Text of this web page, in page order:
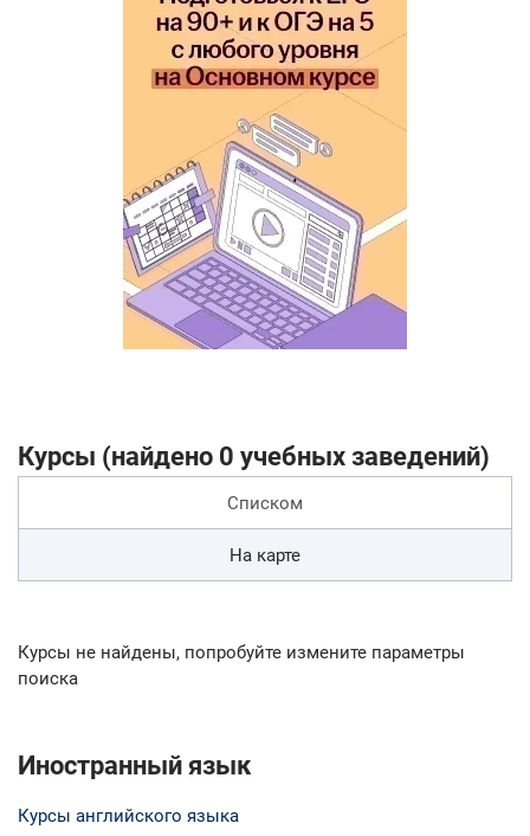
Курсы (найдено 0 учебных заведений)
Списком
На карте
Курсы не найдены, попробуйте измените параметры
поиска
Иностранный язык
Курсы английского языка